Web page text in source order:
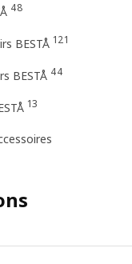
48
BESTÅ 121
BESTÅ 44
13